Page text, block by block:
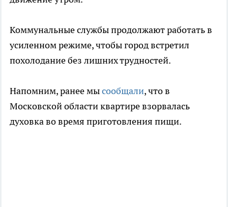
Коммунальные службы продолжают работать в
усиленном режиме, чтобы город встретил
похолодание без лишних трудностей.
Напомним, ранее мысообщали, что в
Московской области квартире взорвалась
духовка во время приготовления пищи.